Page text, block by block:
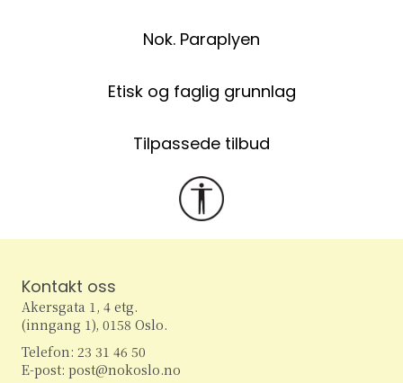
Nok. Paraplyen
Etisk og faglig grunnlag
Tilpassede tilbud
Kontakt oss
Akersgata 1, 4 etg.
(inngang 1), 0158 Oslo.
Telefon: 23 31 46 50
E-post: post@nokoslo.no